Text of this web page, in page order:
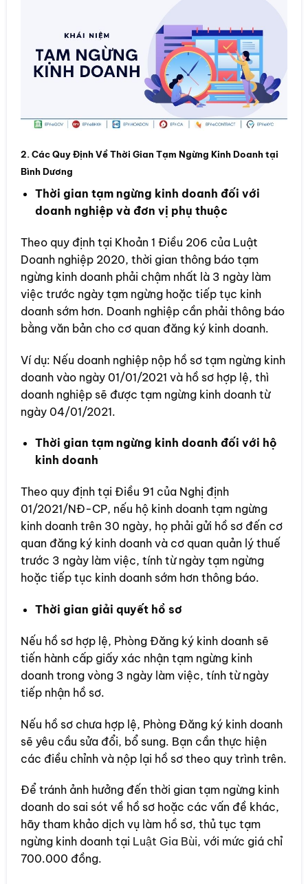
2. Các Quy Định Về Thời Gian Tạm Ngừng Kinh Doanh tại
Bình Dương
Thời gian tạm ngừng kinh doanh đối với
doanh nghiệp và đơn vị phụ thuộc
Theo quy định tại Khoản 1 Điều 206 của Luật
Doanh nghiệp 2020, thời gian thông báo tạm
ngừng kinh doanh phải chậm nhất là 3 ngày làm
việc trước ngày tạm ngừng hoặc tiếp tục kinh
doanh sớm hơn. Doanh nghiệp cần phải thông báo
bằng văn bản cho cơ quan đăng ký kinh doanh.
Ví dụ: Nếu doanh nghiệp nộp hồ sơ tạm ngừng kinh
doanh vào ngày 01/01/2021 và hồ sơ hợp lệ, thì
doanh nghiệp sẽ được tạm ngừng kinh doanh từ
ngày 04/01/2021.
Thời gian tạm ngừng kinh doanh đối với hộ
kinh doanh
Theo quy định tại Điều 91 của Nghị định
01/2021/NĐ-CP, nếu hộ kinh doanh tạm ngừng
kinh doanh trên 30 ngày, họ phải gửi hồ sơ đến cơ
quan đăng ký kinh doanh và cơ quan quản lý thuế
trước 3 ngày làm việc, tính từ ngày tạm ngừng
hoặc tiếp tục kinh doanh sớm hơn thông báo.
Thời gian giải quyết hồ sơ
Nếu hồ sơ hợp lệ, Phòng Đăng ký kinh doanh sẽ
tiến hành cấp giấy xác nhận tạm ngừng kinh
doanh trong vòng 3 ngày làm việc, tính từ ngày
tiếp nhận hồ sơ.
Nếu hồ sơ chưa hợp lệ, Phòng Đăng ký kinh doanh
sẽ yêu cầu sửa đổi, bổ sung. Bạn cần thực hiện
các điều chỉnh và nộp lại hồ sơ theo quy trình trên.
Để tránh ảnh hưởng đến thời gian tạm ngừng kinh
doanh do sai sót về hồ sơ hoặc các vấn đề khác,
hãy tham khảo dịch vụ làm hồ sơ, thủ tục tạm
ngừng kinh doanh tại Luật Gia Bùi, với mức giá chỉ
700.000 đồng.